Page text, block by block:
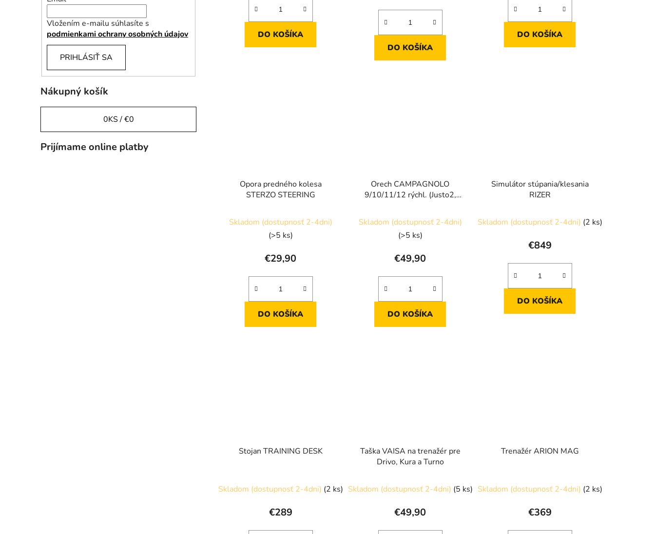
Vložením e-mailu súhlasíte s
podmienkami ochrany osobných údajov
PRIHLÁSIŤ SA
Nákupný košík
0KS /€0
Prijímame online platby
DO KOŠÍKA
DO KOŠÍKA
DO KOŠÍKA
Opora predného kolesa
STERZO STEERING
Skladom (dostupnosť 2-4dni)
(>5 ks)
€29,90
DO KOŠÍKA
Orech CAMPAGNOLO
9/10/11/12 rýchl. (Justo2,
Suito-T a Turno)
Skladom (dostupnosť 2-4dni)
(>5 ks)
€49,90
DO KOŠÍKA
Simulátor stúpania/klesania
RIZER
Skladom (dostupnosť 2-4dni) (2 ks)
€849
DO KOŠÍKA
Stojan TRAINING DESK
Skladom (dostupnosť 2-4dni) (2 ks)
€289
Taška VAISA na trenažér pre
Drivo, Kura a Turno
Skladom (dostupnosť 2-4dni) (5 ks)
€49,90
Trenažér ARION MAG
Skladom (dostupnosť 2-4dni) (2 ks)
€369